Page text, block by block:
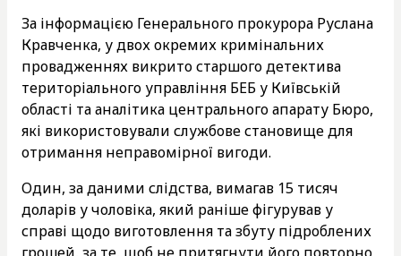
За інформацією Генерального прокурора Руслана
Кравченка, у двох окремих кримінальних
провадженнях викрито старшого детектива
територіального управління БЕБ у Київській
області та аналітика центрального апарату Бюро,
які використовували службове становище для
отримання неправомірної вигоди.
Один, за даними слідства, вимагав 15 тисяч
доларів у чоловіка, який раніше фігурував у
справі щодо виготовлення та збуту підроблених
грошей, за те, щоб не притягнути його повторно